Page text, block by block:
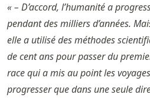
« – D’accord, l’humanité a
pendant des milliers d’années.
elle a utilisé des méthodes
de cent ans pour passer du
race qui a mis au point les
progresser que dans une seule